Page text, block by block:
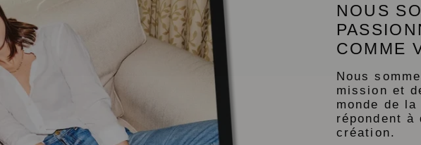
NOUS
COMME
Nous
mission et
monde de
répondent
création.